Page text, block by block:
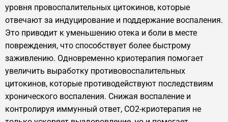
уровня провоспалительных цитокинов, которые
отвечают за индуцирование и поддержание воспаления.
Это приводит к уменьшению отека и боли в месте
повреждения, что способствует более быстрому
заживлению. Одновременно криотерапия помогает
увеличить выработку противовоспалительных
цитокинов, которые противодействуют последствиям
хронического воспаления. Снижая воспаление и
контролируя иммунный ответ, CO2-криотерапия не